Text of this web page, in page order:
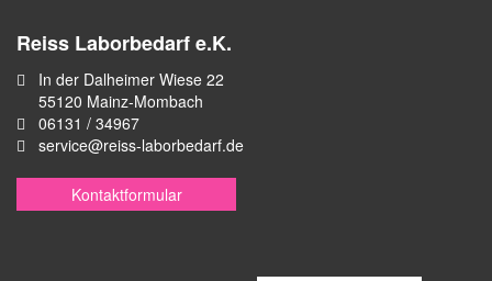
Reiss Laborbedarf e.K.
In der Dalheimer Wiese 22
55120 Mainz-Mombach
06131 / 34967
service@reiss-laborbedarf.de
Kontaktformular